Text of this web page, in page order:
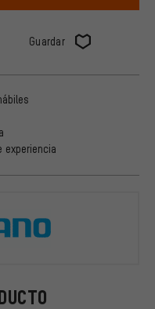
Guardar
experiencia
Shimano